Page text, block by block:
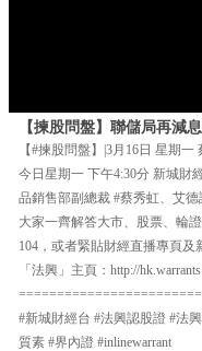
【揀股問盤】聯儲局再減
【#揀股問盤】|3月16日 星期
今日星期一 下午4:30分 新城財
品銷售部副總裁 #蔡秀虹、艾
大家一齊解答大市、股票、輪
104，或者緊貼財經直播專頁及
「法興」主頁：http://
#新城財經台 #法興認股證 #法
質素 #界內證 #inlinewarrant